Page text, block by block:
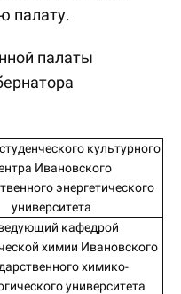
палату.
палаты
культурного
Ивановского
энергетического
университета
кафедрой
химии Ивановского
химико-
университета